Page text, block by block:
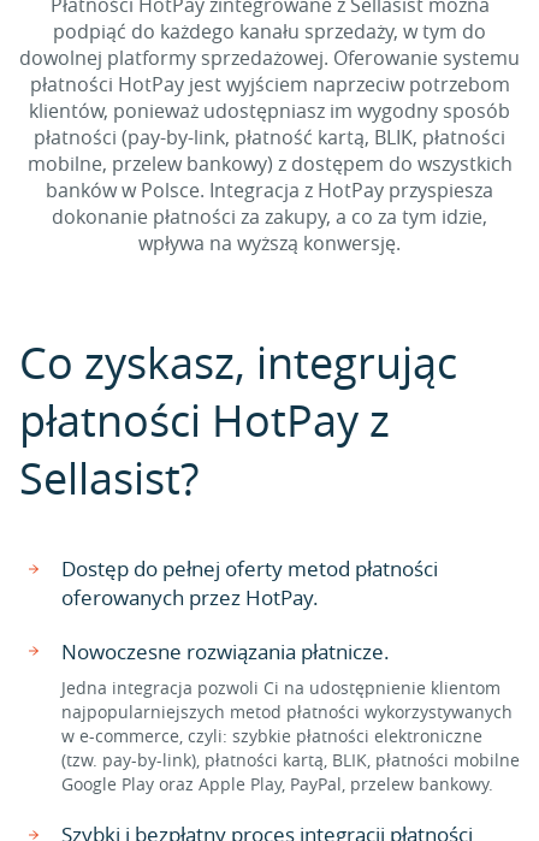
podpiąć do każdego kanału sprzedaży, w tym do
dowolnej platformy sprzedażowej. Oferowanie systemu
płatności HotPay jest wyjściem naprzeciw potrzebom
klientów, ponieważ udostępniasz im wygodny sposób
płatności (pay-by-link, płatność kartą, BLIK, płatności
mobilne, przelew bankowy) z dostępem do wszystkich
banków w Polsce. Integracja z HotPay przyspiesza
dokonanie płatności za zakupy, a co za tym idzie,
wpływa na wyższą konwersję.
Co zyskasz, integrując
płatności HotPay z
Sellasist?
Dostęp do pełnej oferty metod płatności
oferowanych przez HotPay.
Nowoczesne rozwiązania płatnicze.
Jedna integracja pozwoli Ci na udostępnienie klientom
najpopularniejszych metod płatności wykorzystywanych
w e-commerce, czyli: szybkie płatności elektroniczne
(tzw. pay-by-link), płatności kartą, BLIK, płatności mobilne
Google Play oraz Apple Play, PayPal, przelew bankowy.
Szybki i bezpłatny proces integracji płatności